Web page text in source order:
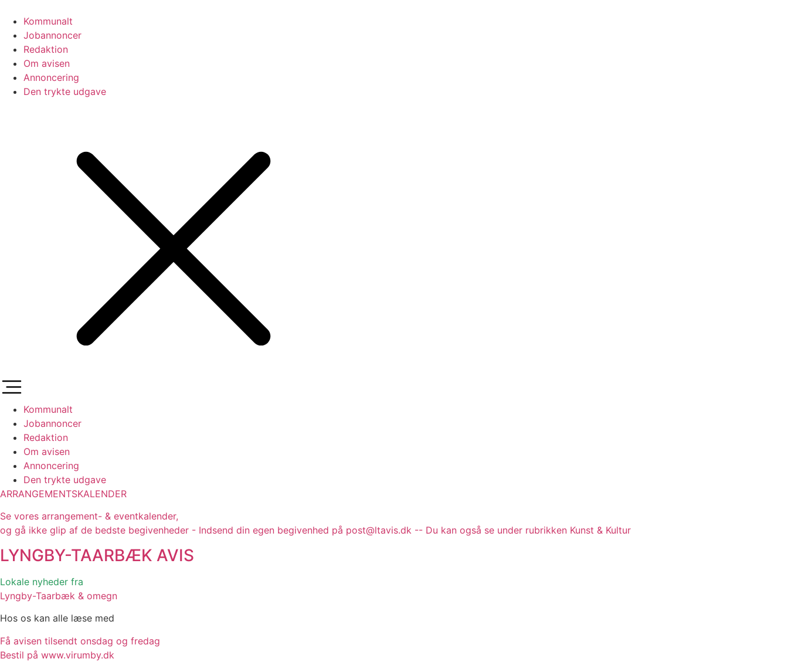
indhold
Kommunalt
Jobannoncer
Redaktion
Om avisen
Annoncering
Den trykte udgave
Kommunalt
Jobannoncer
Redaktion
Om avisen
Annoncering
Den trykte udgave
ARRANGEMENTSKALENDER
Se vores arrangement- & eventkalender,
og gå ikke glip af de bedste begivenheder - Indsend din egen begivenhed på post@ltavis.dk -- Du kan også se under rubrikken Kunst & Kultur
LYNGBY-TAARBÆK AVIS
Lokale nyheder fra
Lyngby-Taarbæk & omegn
Hos os kan alle læse med
Få avisen tilsendt onsdag og fredag
Bestil på www.virumby.dk